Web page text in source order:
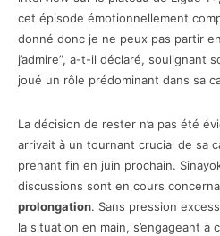
cet épisode émotionnellement
donné donc je ne peux pas partir
j’admire”, a-t-il déclaré, soulignant
joué un rôle prédominant dans sa
La décision de rester n’a pas été
arrivait à un tournant crucial de sa
prenant fin en juin prochain.
discussions sont en cours
prolongation. Sans pression
la situation en main, s’engageant à